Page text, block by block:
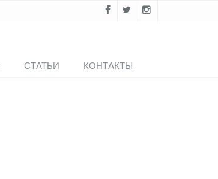
СТАТЬИ КОНТАКТЫ